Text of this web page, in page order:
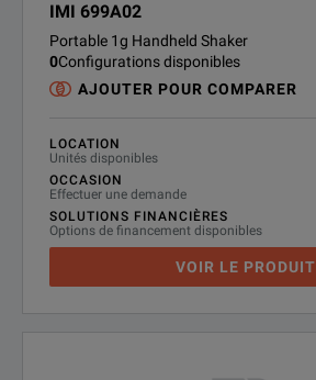
IMI 699A02
Portable 1g Handheld Shaker
0Configurations disponibles
AJOUTER POUR COMPARER
LOCATION
Unités disponibles
OCCASION
Effectuer une demande
SOLUTIONS FINANCIÈRES
Options de financement disponibles
VOIR LE PRODUIT